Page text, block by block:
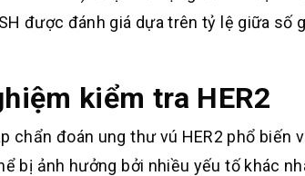
được đánh giá dựa trên tỷ lệ giữa số
kiểm tra HER2
chẩn đoán ung thư vú HER2 phổ biến
bị ảnh hưởng bởi nhiều yếu tố khác